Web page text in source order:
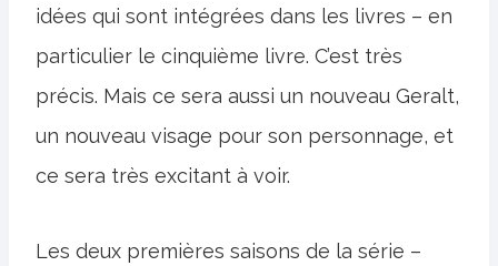
idées qui sont intégrées dans les livres – en
particulier le cinquième livre. C’est très
précis. Mais ce sera aussi un nouveau Geralt,
un nouveau visage pour son personnage, et
ce sera très excitant à voir.
Les deux premières saisons de la série –